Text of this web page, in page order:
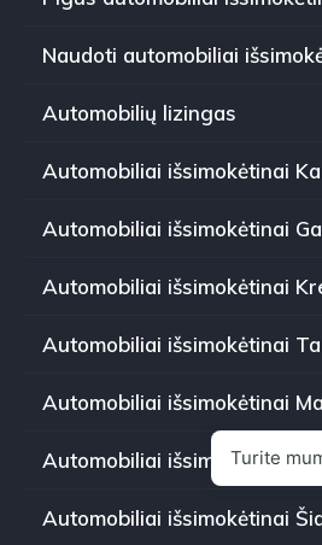
Naudoti automobiliai
Automobilių lizingas
Automobiliai išsimokėtinai
Automobiliai išsimokėtinai
Automobiliai išsimokėtinai
Automobiliai išsimokėtinai
Automobiliai išsimokėtinai
Automobiliai išsimokėtinai
Automobiliai išsimokėtinai